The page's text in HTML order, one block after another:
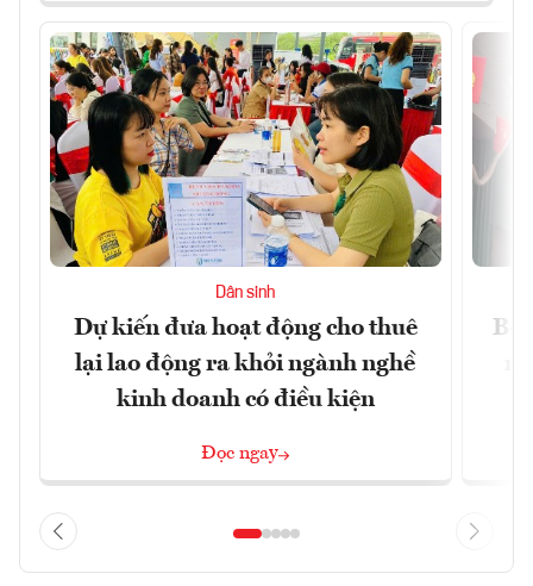
Dân sinh
Dự kiến đưa hoạt động cho thuê
lại lao động ra khỏi ngành nghề
kinh doanh có điều kiện
Đọc ngay
Bộ